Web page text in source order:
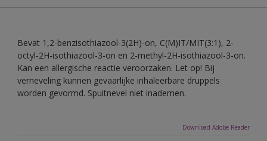
Bevat 1,2-benzisothiazool-3(2H)-on, C(M)IT/MIT(3:1), 2-
octyl-2H-isothiazool-3-on en 2-methyl-2H-isothiazool-3-on.
Kan een allergische reactie veroorzaken. Let op! Bij
verneveling kunnen gevaarlijke inhaleerbare druppels
worden gevormd. Spuitnevel niet inademen.
Download Adobe Reader